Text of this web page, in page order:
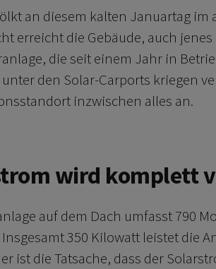
an diesem kalten Januartag im
erreicht die Gebäude, auch jenes
die seit einem Jahr in
den Solar-Carports kriegen
inzwischen alles an.
wird komplett
auf dem Dach umfasst 790
350 Kilowatt leistet die
ist die Tatsache, dass der